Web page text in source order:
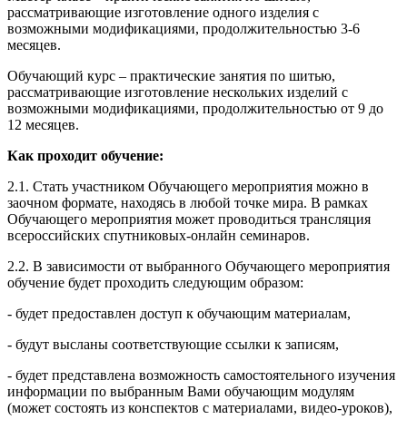
рассматривающие изготовление одного изделия с
возможными модификациями, продолжительностью 3-6
месяцев.
Обучающий курс – практические занятия по шитью,
рассматривающие изготовление нескольких изделий с
возможными модификациями, продолжительностью от 9 до
12 месяцев.
Как проходит обучение:
2.1. Стать участником Обучающего мероприятия можно в
заочном формате, находясь в любой точке мира. В рамках
Обучающего мероприятия может проводиться трансляция
всероссийских спутниковых-онлайн семинаров.
2.2. В зависимости от выбранного Обучающего мероприятия
обучение будет проходить следующим образом:
- будет предоставлен доступ к обучающим материалам,
- будут высланы соответствующие ссылки к записям,
- будет представлена возможность самостоятельного изучения
информации по выбранным Вами обучающим модулям
(может состоять из конспектов с материалами, видео-уроков),